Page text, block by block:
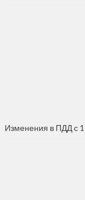
Изменения в ПДД с 1